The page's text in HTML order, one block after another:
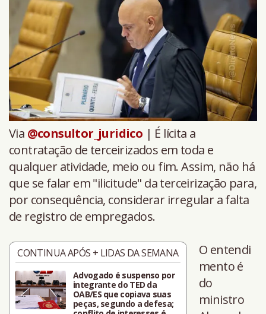
Via @consultor_juridico | É lícita a
contratação de terceirizados em toda e
qualquer atividade, meio ou fim. Assim, não há
que se falar em "ilicitude" da terceirização para,
por consequência, considerar irregular a falta
de registro de empregados.
CONTINUA APÓS + LIDAS DA SEMANA
Advogado é suspenso por
integrante do TED da
OAB/ES que copiava suas
peças, segundo a defesa;
O entendi
mento é
do
ministro